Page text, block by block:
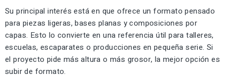
Su principal interés está en que ofrece un formato pensado
para piezas ligeras, bases planas y composiciones por
capas. Esto lo convierte en una referencia útil para talleres,
escuelas, escaparates o producciones en pequeña serie. Si
el proyecto pide más altura o más grosor, la mejor opción es
subir de formato.